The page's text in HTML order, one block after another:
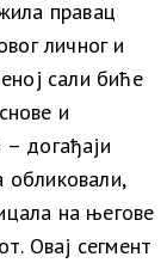
правац
личног и
сали биће
и
догађаји
обликовали,
на његове
Овај сегмент